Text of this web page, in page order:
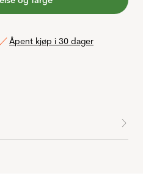
Åpent kjøp i 30 dager